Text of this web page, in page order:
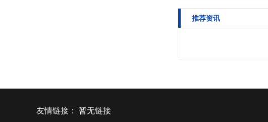
推荐资讯
友情链接： 暂无链接